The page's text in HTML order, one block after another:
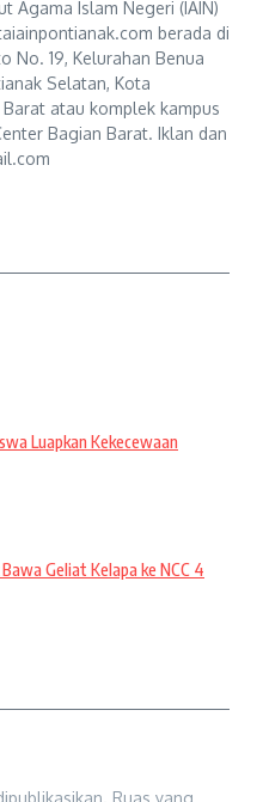
Agama Islam Negeri (IAIN)
berada di
No. 19, Kelurahan Benua
Selatan, Kota
atau komplek kampus
Bagian Barat. Iklan dan
Luapkan Kekecewaan
Geliat Kelapa ke NCC 4
Ruas yang